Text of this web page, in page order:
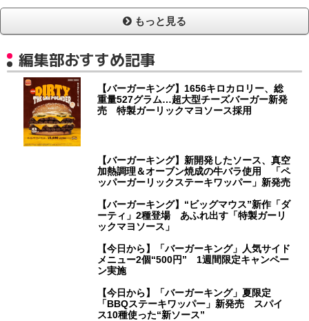
もっと見る
編集部おすすめ記事
【バーガーキング】1656キロカロリー、総
重量527グラム…超大型チーズバーガー新発
売 特製ガーリックマヨソース採用
【バーガーキング】新開発したソース、真空
加熱調理＆オーブン焼成の牛バラ使用 「ペ
ッパーガーリックステーキワッパー」新発売
【バーガーキング】“ビッグマウス”新作「ダ
ーティ」2種登場 あふれ出す「特製ガーリ
ックマヨソース」
【今日から】「バーガーキング」人気サイド
メニュー2個“500円” 1週間限定キャンペー
ン実施
【今日から】「バーガーキング」夏限定
「BBQステーキワッパー」新発売 スパイ
ス10種使った“新ソース”